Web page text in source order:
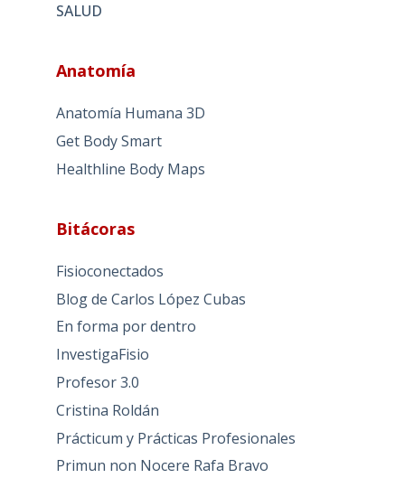
SALUD
Anatomía
Anatomía Humana 3D
Get Body Smart
Healthline Body Maps
Bitácoras
Fisioconectados
Blog de Carlos López Cubas
En forma por dentro
InvestigaFisio
Profesor 3.0
Cristina Roldán
Prácticum y Prácticas Profesionales
Primun non Nocere Rafa Bravo